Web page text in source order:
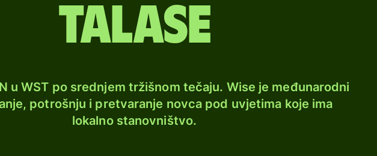
talase
u WST po srednjem tržišnom tečaju. Wise je međunarodni
potrošnju i pretvaranje novca pod uvjetima koje ima
lokalno stanovništvo.